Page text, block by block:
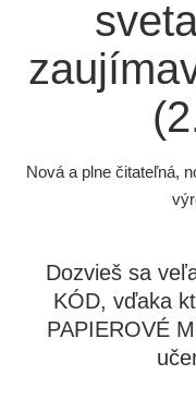
Nová a plne čitateľná,
Dozvieš sa
KÓD, vďaka
PAPIEROVÉ